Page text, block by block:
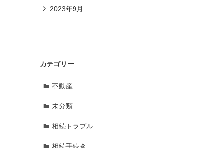
2023年9月
カテゴリー
不動産
未分類
相続トラブル
相続手続き